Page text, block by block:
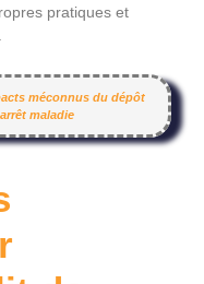
pratiques et
méconnus du dépôt
maladie